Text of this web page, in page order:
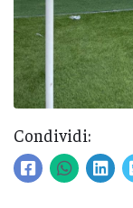
Condividi: